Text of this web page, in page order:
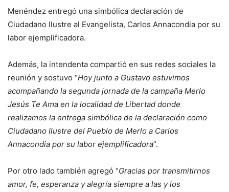
Menéndez entregó una simbólica declaración de
Ciudadano Ilustre al Evangelista, Carlos Annacondia por su
labor ejemplificadora.
Además, la intendenta compartió en sus redes sociales la
reunión y sostuvo “Hoy junto a Gustavo estuvimos
acompañando la segunda jornada de la campaña Merlo
Jesús Te Ama en la localidad de Libertad donde
realizamos la entrega simbólica de la declaración como
Ciudadano Ilustre del Pueblo de Merlo a Carlos
Annacondia por su labor ejemplificadora”.
Por otro lado también agregó “Gracias por transmitirnos
amor, fe, esperanza y alegría siempre a las y los